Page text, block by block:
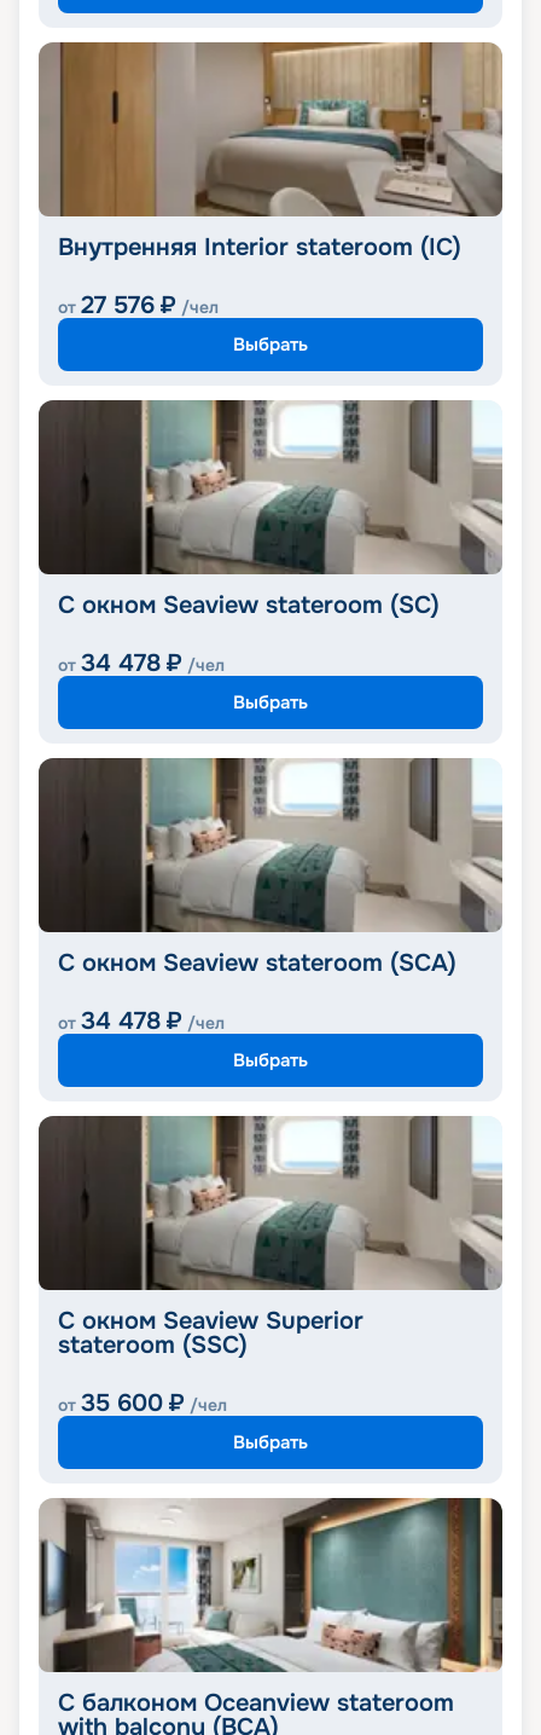
Внутренняя Interior stateroom (IC)
от 27 576 ₽ /чел
Выбрать
С окном Seaview stateroom (SC)
от 34 478 ₽ /чел
Выбрать
С окном Seaview stateroom (SCA)
от 34 478 ₽ /чел
Выбрать
С окном Seaview Superior
stateroom (SSC)
от 35 600 ₽ /чел
Выбрать
С балконом Oceanview stateroom
with balcony (BCA)